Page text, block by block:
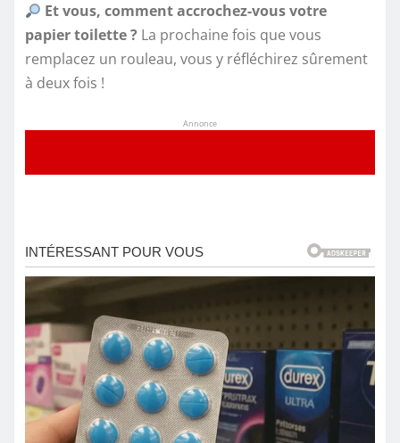
Et vous, comment accrochez-vous votre
papier toilette ? La prochaine fois que vous
remplacez un rouleau, vous y réfléchirez sûrement
à deux fois !
Annonce